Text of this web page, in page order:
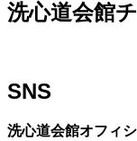
洗心道会館
SNS
洗心道会館オフィ